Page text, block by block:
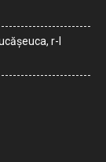
r-l